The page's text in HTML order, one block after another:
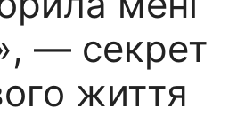
— секрет
життя